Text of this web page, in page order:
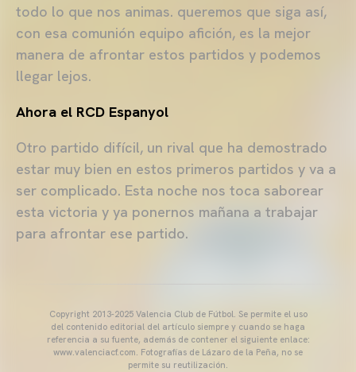
todo lo que nos animas. queremos que siga así,
con esa comunión equipo afición, es la mejor
manera de afrontar estos partidos y podemos
llegar lejos.
Ahora el RCD Espanyol
Otro partido difícil, un rival que ha demostrado
estar muy bien en estos primeros partidos y va a
ser complicado. Esta noche nos toca saborear
esta victoria y ya ponernos mañana a trabajar
para afrontar ese partido.
Copyright 2013-2025 Valencia Club de Fútbol. Se permite el uso
del contenido editorial del artículo siempre y cuando se haga
referencia a su fuente, además de contener el siguiente enlace:
www.valenciacf.com. Fotografías de Lázaro de la Peña, no se
permite su reutilización.